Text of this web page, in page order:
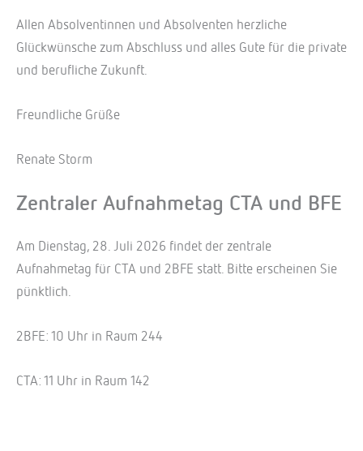
Allen Absolventinnen und Absolventen herzliche
Glückwünsche zum Abschluss und alles Gute für die private
und berufliche Zukunft.
Freundliche Grüße
Renate Storm
Zentraler Aufnahmetag CTA und BFE
Am Dienstag, 28. Juli 2026 findet der zentrale
Aufnahmetag für CTA und 2BFE statt. Bitte erscheinen Sie
pünktlich.
2BFE: 10 Uhr in Raum 244
CTA: 11 Uhr in Raum 142